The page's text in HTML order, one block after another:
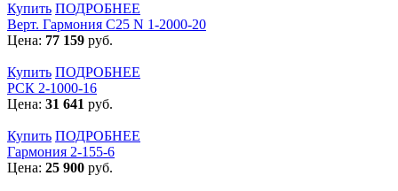
Купить ПОДРОБНЕЕ
Верт. Гармония С25 N 1-2000-20
Цена: 77 159 руб.
Купить ПОДРОБНЕЕ
РСК 2-1000-16
Цена: 31 641 руб.
Купить ПОДРОБНЕЕ
Гармония 2-155-6
Цена: 25 900 руб.